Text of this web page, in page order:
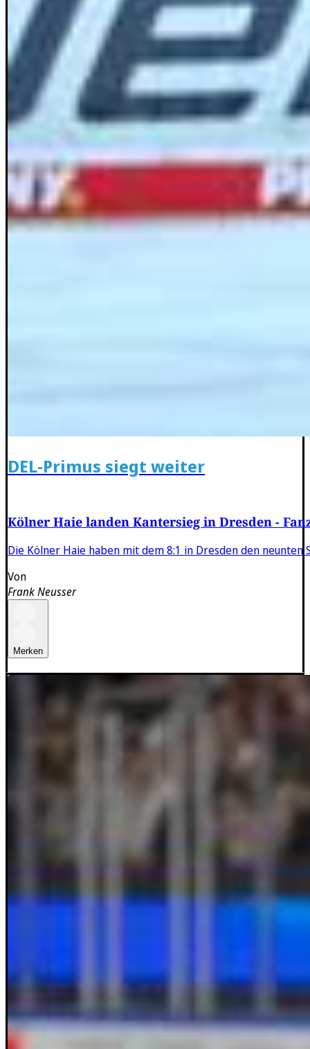
DEL-Primus siegt weiter
Kölner Haie landen Kantersieg in Dresden -
Die Kölner Haie haben mit dem 8:1 in Dresden den
Von
Frank Neusser
Merken